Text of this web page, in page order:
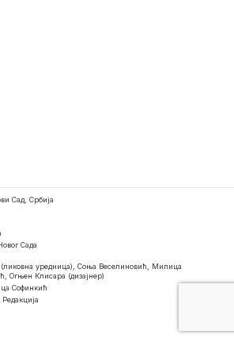
Сад, Србија
Сада
уредница), Соња Веселиновић, Милица
Огњен Клисара (дизајнер)
Софинкић
Редакција